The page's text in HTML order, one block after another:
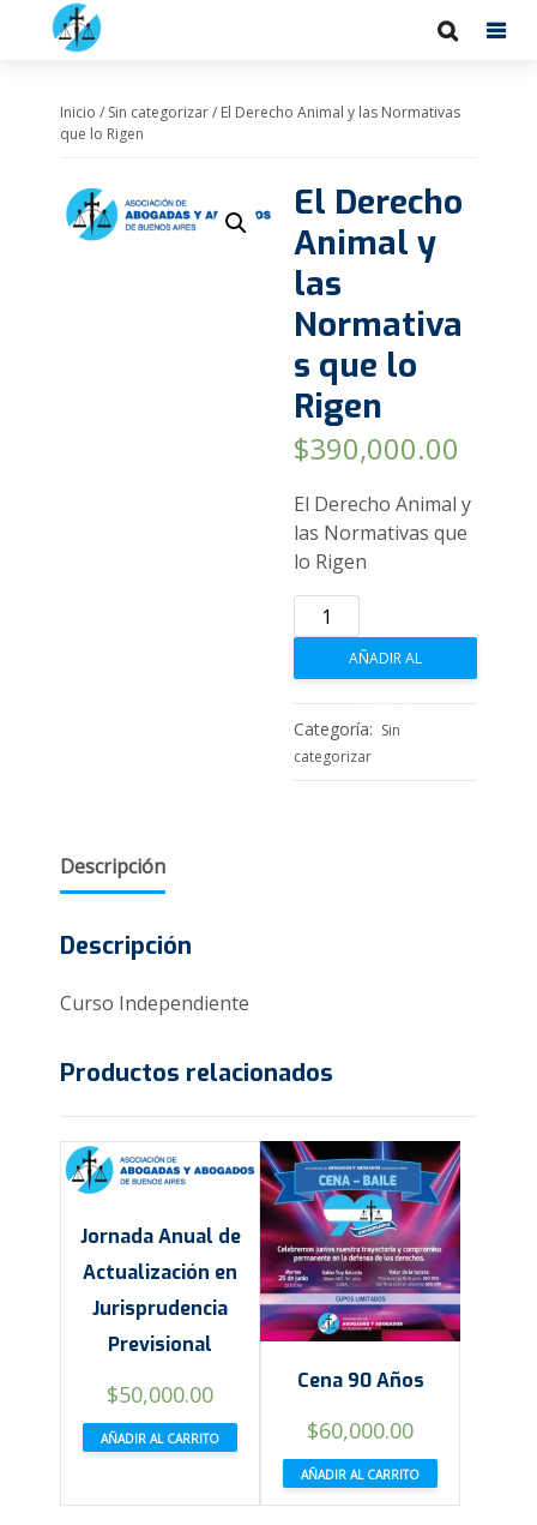
Inicio / Sin categorizar/ El Derecho Animal y las Normativas
que lo Rigen
El Derecho
Animal y
las
Normativa
s que lo
Rigen
$390,000.00
El Derecho Animal y
las Normativas que
lo Rigen
Derecho
Animal
las
Normativas
que
AÑADIR AL
CARRITO
Categoría: Sin
categorizar
Descripción
Descripción
Curso Independiente
Productos relacionados
Jornada Anual de
Actualización en
Jurisprudencia
Previsional
$50,000.00
AÑADIR AL CARRITO
Cena 90 Años
$60,000.00
AÑADIR AL CARRITO